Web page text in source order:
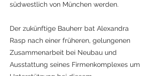
südwestlich von München werden.
Der zukünftige Bauherr bat Alexandra
Rasp nach einer früheren, gelungenen
Zusammenarbeit bei Neubau und
Ausstattung seines Firmenkomplexes um